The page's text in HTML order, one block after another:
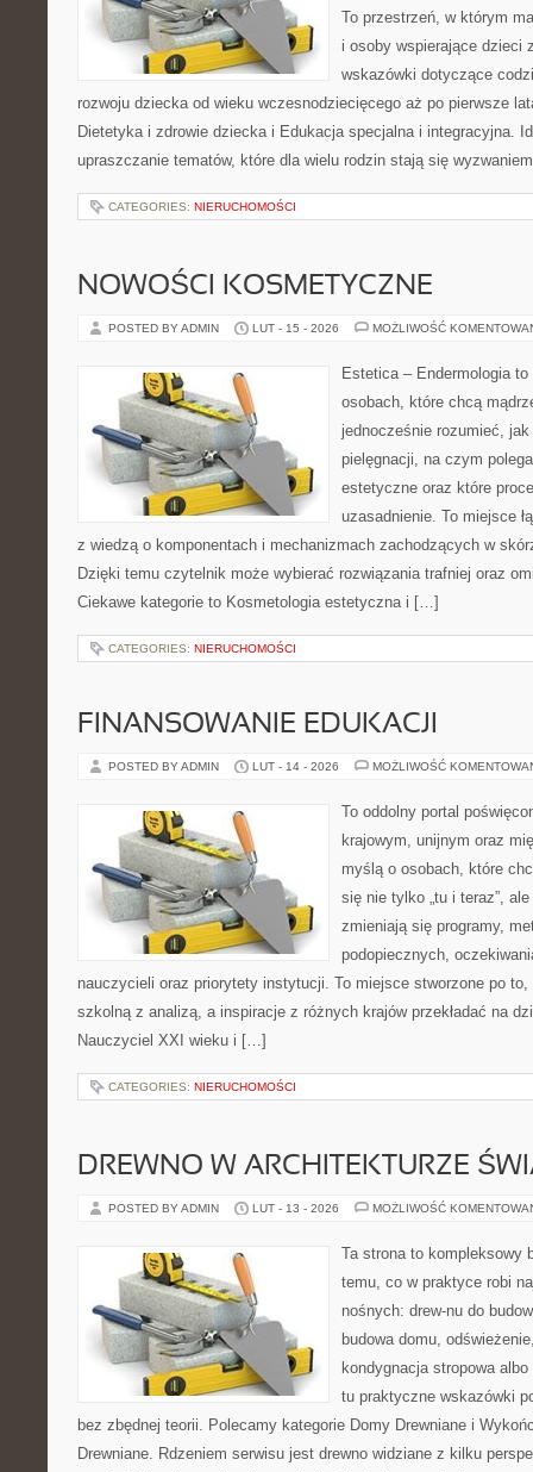
To przestrzeń, w którym
i osoby wspierające dzieci
wskazówki dotyczące
rozwoju dziecka od wieku wczesnodziecięcego aż po pierwsze
Dietetyka i zdrowie dziecka i Edukacja specjalna i integracyjna.
upraszczanie tematów, które dla wielu rodzin stają się
CATEGORIES: NIERUCHOMOŚCI
NOWOŚCI KOSMETYCZNE
POSTED BY ADMIN LUT - 15 - 2026 MOŻLIWOŚĆ
Estetica – Endermologia
osobach, które chcą
jednocześnie rozumieć, jak
pielęgnacji, na czym
estetyczne oraz które
uzasadnienie. To miejsce
z wiedzą o komponentach i mechanizmach zachodzących w
Dzięki temu czytelnik może wybierać rozwiązania trafniej oraz
Ciekawe kategorie to Kosmetologia estetyczna i […]
CATEGORIES: NIERUCHOMOŚCI
FINANSOWANIE EDUKACJI
POSTED BY ADMIN LUT - 14 - 2026 MOŻLIWOŚĆ
To oddolny portal
krajowym, unijnym oraz
myślą o osobach, które
się nie tylko „tu i teraz”,
zmieniają się programy,
podopiecznych,
nauczycieli oraz priorytety instytucji. To miejsce stworzone po to,
szkolną z analizą, a inspiracje z różnych krajów przekładać na
Nauczyciel XXI wieku i […]
CATEGORIES: NIERUCHOMOŚCI
DREWNO W ARCHITEKTURZE
POSTED BY ADMIN LUT - 13 - 2026 MOŻLIWOŚĆ
Ta strona to kompleksowy
temu, co w praktyce robi
nośnych: drew-nu do
budowa domu,
kondygnacja stropowa
tu praktyczne wskazówki
bez zbędnej teorii. Polecamy kategorie Domy Drewniane i
Drewniane. Rdzeniem serwisu jest drewno widziane z kilku